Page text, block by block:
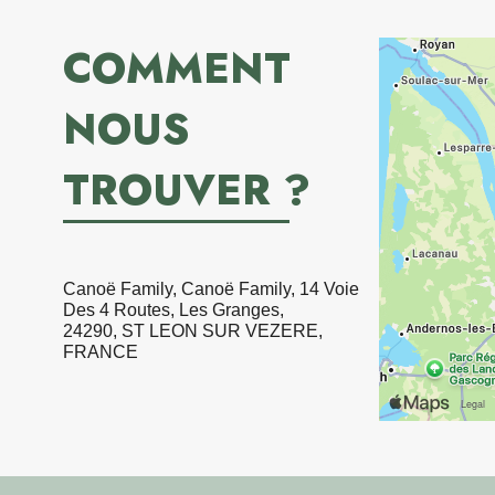
COMMENT
NOUS
TROUVER ?
Canoë Family, Canoë Family, 14 Voie
Des 4 Routes, Les Granges,
24290, ST LEON SUR VEZERE,
FRANCE